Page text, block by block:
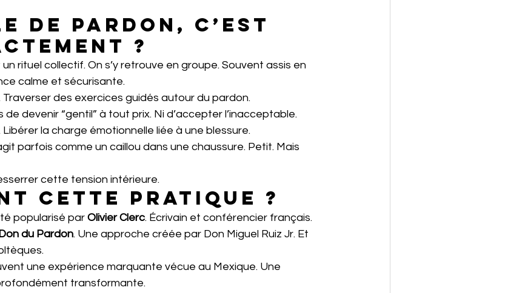
de pardon, c’est
?
rituel collectif. On s’y retrouve en groupe. Souvent assis en
calme et sécurisante.
Traverser des exercices guidés autour du pardon.
de devenir “gentil” à tout prix. Ni d’accepter l’inacceptable.
la charge émotionnelle liée à une blessure.
parfois comme un caillou dans une chaussure. Petit. Mais
cette tension intérieure.
cette pratique ?
popularisé par Olivier Clerc. Écrivain et conférencier français.
Don du Pardon. Une approche créée par Don Miguel Ruiz Jr. Et
une expérience marquante vécue au Mexique. Une
transformante.